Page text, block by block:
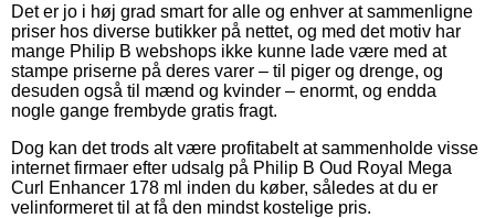
Det er jo i høj grad smart for alle og enhver at sammenligne
priser hos diverse butikker på nettet, og med det motiv har
mange Philip B webshops ikke kunne lade være med at
stampe priserne på deres varer – til piger og drenge, og
desuden også til mænd og kvinder – enormt, og endda
nogle gange frembyde gratis fragt.
Dog kan det trods alt være profitabelt at sammenholde visse
internet firmaer efter udsalg på Philip B Oud Royal Mega
Curl Enhancer 178 ml inden du køber, således at du er
velinformeret til at få den mindst kostelige pris.